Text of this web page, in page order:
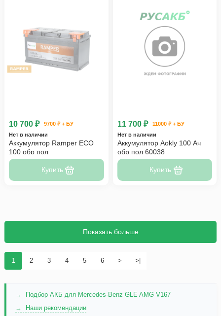
10 700 ₽
9700 ₽ + БУ
Нет в наличии
Аккумулятор Ramper ECO
100 обр пол
Купить
11 700 ₽
11000 ₽ + БУ
Нет в наличии
Аккумулятор Aokly 100 Ач
обр пол 60038
Купить
1 2 3 4 5 6 > >|
Показать больше
Подбор АКБ для Mercedes-Benz GLE AMG V167
Наши рекомендации